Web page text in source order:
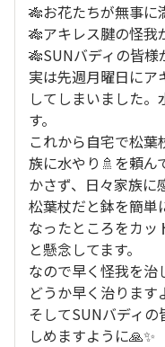
🎋お花たちが無事に
🎋アキレス腱の怪我
🎋SUNバディの皆様
実は先週月曜日にア
してしまいました
す。
これから自宅で松
族に水やり🚿を頼ん
かさず、日々家族に
松葉杖だと鉢を簡単
なったところをカ
と懸念してます。
なので早く怪我を治
どうか早く治ります
そしてSUNバディ
しめますように🙏✨